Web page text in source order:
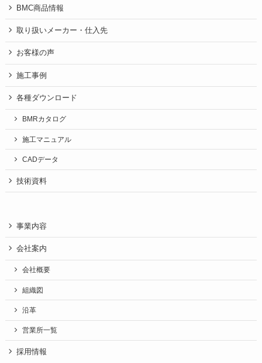
BMC商品情報
取り扱いメーカー・仕入先
お客様の声
施工事例
各種ダウンロード
BMRカタログ
施工マニュアル
CADデータ
技術資料
事業内容
会社案内
会社概要
組織図
沿革
営業所一覧
採用情報